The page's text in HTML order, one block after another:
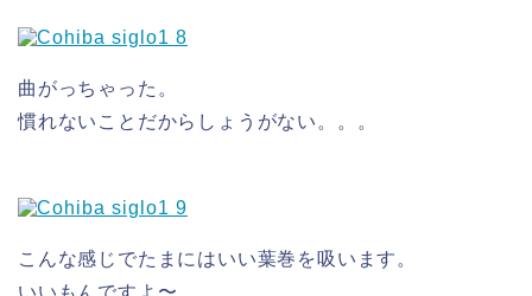
曲がっちゃった。
慣れないことだからしょうがない。。。
こんな感じでたまにはいい葉巻を吸います。
いいもんですよ〜。